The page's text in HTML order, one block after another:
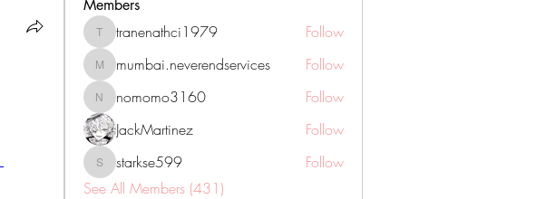
Members
tranenathci1979
tranenathci1979 Follow
mumbai.neverendservices
mumbai.neverendservices Follow
nomomo3160
nomomo3160
Follow
JackMartinez
Follow
starkse599
starkse599
Follow
See All Members (431)